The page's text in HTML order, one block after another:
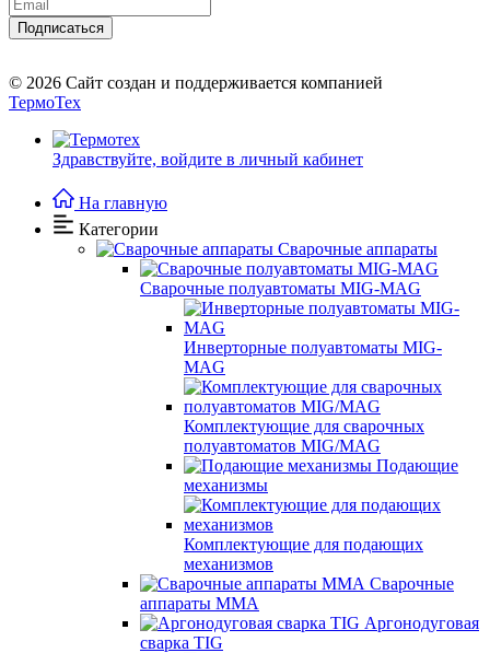
Подписаться
© 2026 Сайт создан и поддерживается компанией
ТермоТех
Здравствуйте, войдите в личный кабинет
На главную
Категории
Сварочные аппараты
Сварочные полуавтоматы MIG-MAG
Инверторные полуавтоматы MIG-
MAG
Комплектующие для сварочных
полуавтоматов MIG/MAG
Подающие
механизмы
Комплектующие для подающих
механизмов
Сварочные
аппараты MMA
Аргонодуговая
сварка TIG